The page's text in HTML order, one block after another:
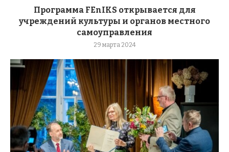
Программа FEnIKS открывается для
учреждений культуры и органов местного
самоуправления
29 марта 2024